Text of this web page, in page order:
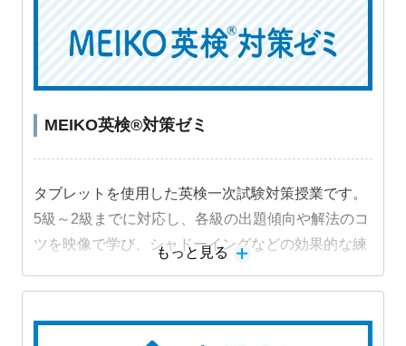
MEIKO英検®対策ゼミ
タブレットを使用した英検一次試験対策授業です。
5級～2級までに対応し、各級の出題傾向や解法のコ
ツを映像で学び、シャドーイングなどの効果的な練
もっと見る